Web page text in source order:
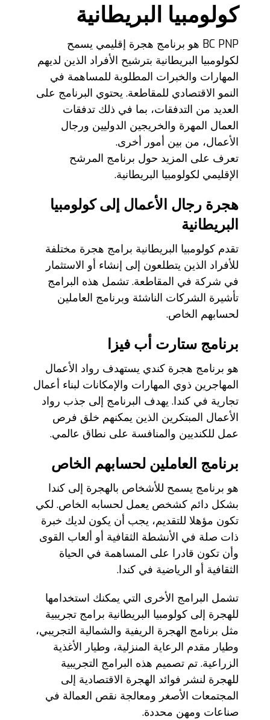
كولومبيا البريطانية
BC PNP هو برنامج هجرة إقليمي يسمح
لكولومبيا البريطانية بترشيح الأفراد الذين لديهم
المهارات والخبرات المطلوبة للمساهمة في
النمو الاقتصادي للمقاطعة. يحتوي البرنامج على
العديد من التدفقات، بما في ذلك تدفقات
العمال المهرة والخريجين الدوليين ورجال
الأعمال، من بين أمور أخرى.
تعرف على المزيد حول برنامج المرشح
الإقليمي لكولومبيا البريطانية.
هجرة رجال الأعمال إلى كولومبيا
البريطانية
تقدم كولومبيا البريطانية برامج هجرة مختلفة
للأفراد الذين يتطلعون إلى إنشاء أو الاستثمار
في شركة في المقاطعة. تشمل هذه البرامج
تأشيرة الشركات الناشئة وبرنامج العاملين
لحسابهم الخاص.
برنامج ستارت أب فيزا
هو برنامج هجرة كندي يستهدف رواد الأعمال
المهاجرين ذوي المهارات والإمكانات لبناء أعمال
تجارية في كندا. يهدف البرنامج إلى جذب رواد
الأعمال المبتكرين الذين يمكنهم خلق فرص
عمل للكنديين والمنافسة على نطاق عالمي.
برنامج العاملين لحسابهم الخاص
هو برنامج يسمح للأشخاص بالهجرة إلى كندا
بشكل دائم كشخص يعمل لحسابه الخاص. لكي
تكون مؤهلا للتقديم، يجب أن يكون لديك خبرة
ذات صلة في الأنشطة الثقافية أو ألعاب القوى
وأن تكون قادرا على المساهمة في الحياة
الثقافية أو الرياضية في كندا.
تشمل البرامج الأخرى التي يمكنك استخدامها
للهجرة إلى كولومبيا البريطانية برامج تجريبية
مثل برنامج الهجرة الريفية والشمالية التجريبي،
وطيار مقدم الرعاية المنزلية، وطيار الأغذية
الزراعية. تم تصميم هذه البرامج التجريبية
للهجرة لنشر فوائد الهجرة الاقتصادية إلى
المجتمعات الأصغر ومعالجة نقص العمالة في
صناعات ومهن محددة.